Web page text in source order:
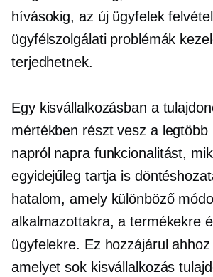
hívásokig, az új ügyfelek
ügyfélszolgálati problémák
terjedhetnek.
Egy kisvállalkozásban a
mértékben részt vesz a legtöbb
napról naprafunkcionalitást,
egyidejűleg tartja is
hatalom, amely különböző
alkalmazottakra, a termékekre
ügyfelekre. Ez hozzájárul
amelyet sok kisvállalkozás